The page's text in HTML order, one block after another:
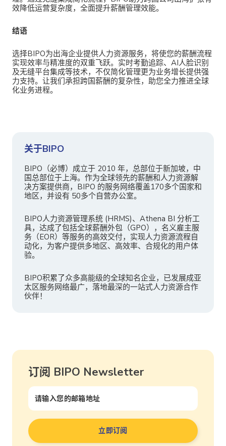
效降低运营复杂度，全面提升薪酬管理效能。
结语
选择BIPO为出海企业提供人力资源服务，将使您的薪酬流程
实现效率与精准度的双重飞跃。实时考勤追踪、AI人脸识别
及无缝平台集成等技术，不仅简化管理更为业务增长提供强
力支持。让我们承担跨国薪酬的复杂性，助您全力推进全球
化业务进程。
关于BIPO
BIPO（必博）成立于 2010 年，总部位于新加坡，中
国总部位于上海。作为全球领先的薪酬和人力资源解
决方案提供商，BIPO 的服务网络覆盖170多个国家和
地区，并设有 50多个自营办公室。
BIPO人力资源管理系统 (HRMS)、Athena BI 分析工
具，达成了包括全球薪酬外包（GPO），名义雇主服
务（EOR）等服务的高效交付，实现人力资源流程自
动化，为客户提供多地区、高效率、合规化的用户体
验。
BIPO积累了众多高能级的全球知名企业，已发展成亚
太区服务网络最广，落地最深的一站式人力资源合作
伙伴！
订阅 BIPO Newsletter